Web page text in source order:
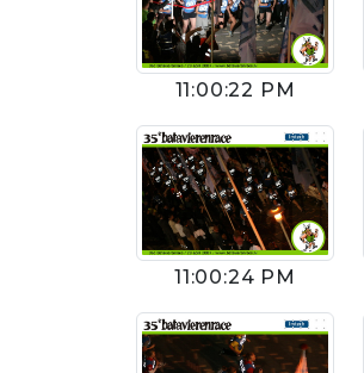
11:00:22 PM
11:00:24 PM